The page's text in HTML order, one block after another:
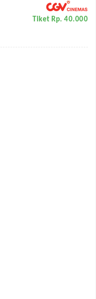
Tiket Rp. 40.000